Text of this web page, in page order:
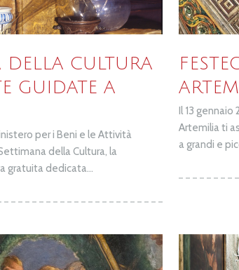
DELLA CULTURA
GUIDATE A
per i Beni e le Attività
della Cultura, la
gratuita dedicata...
Il 13 gennaio
Artemilia ti
a grandi e